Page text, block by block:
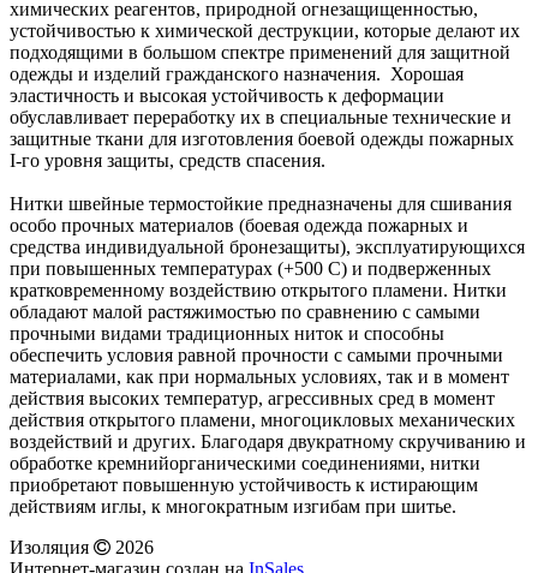
химических реагентов, природной огнезащищенностью,
устойчивостью к химической деструкции, которые делают их
подходящими в большом спектре применений для защитной
одежды и изделий гражданского назначения. Хорошая
эластичность и высокая устойчивость к деформации
обуславливает переработку их в специальные технические и
защитные ткани для изготовления боевой одежды пожарных
I-го уровня защиты, средств спасения.
Нитки швейные термостойкие предназначены для сшивания
особо прочных материалов (боевая одежда пожарных и
средства индивидуальной бронезащиты), эксплуатирующихся
при повышенных температурах (+500 С) и подверженных
кратковременному воздействию открытого пламени. Нитки
обладают малой растяжимостью по сравнению с самыми
прочными видами традиционных ниток и способны
обеспечить условия равной прочности с самыми прочными
материалами, как при нормальных условиях, так и в момент
действия высоких температур, агрессивных сред в момент
действия открытого пламени, многоцикловых механических
воздействий и других. Благодаря двукратному скручиванию и
обработке кремнийорганическими соединениями, нитки
приобретают повышенную устойчивость к истирающим
действиям иглы, к многократным изгибам при шитье.
Изоляция
2026
Интернет-магазин создан на InSales